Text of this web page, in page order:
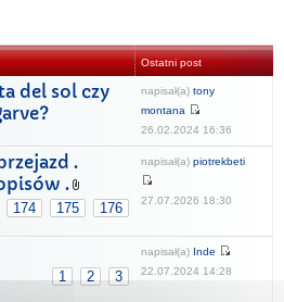
Ostatni post
del sol czy
napisał(a) tony
montana
26.02.2024 16:36
.
.
174 175 176
napisał(a) piotrekbeti
27.07.2026 18:30
1 2 3
napisał(a) Inde
22.07.2024 14:28